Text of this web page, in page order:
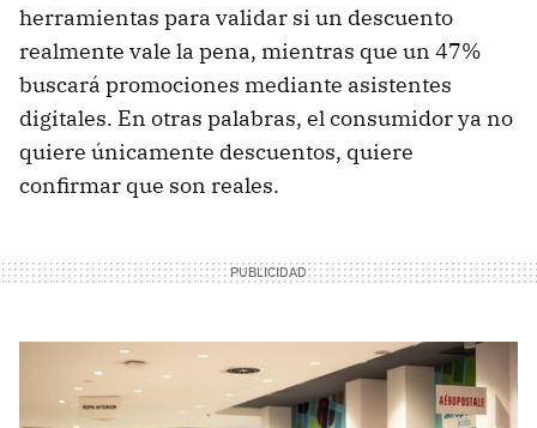
herramientas para validar si un descuento
realmente vale la pena, mientras que un 47%
buscará promociones mediante asistentes
digitales. En otras palabras, el consumidor ya no
quiere únicamente descuentos, quiere
confirmar que son reales.